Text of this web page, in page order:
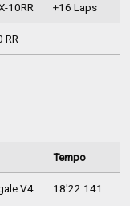
10RR +16 Laps
RR
Tempo
V4
18'22.141